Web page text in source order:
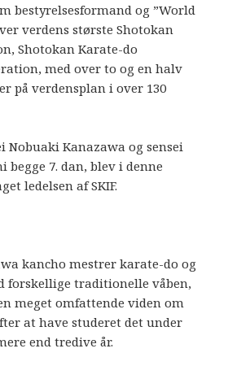
bestyrelsesformand og ”World
verdens største Shotokan
Shotokan Karate-do
med over to og en halv
på verdensplan i over 130
Nobuaki Kanazawa og sensei
7. dan, blev i denne
ledelsen af SKIF.
kancho mestrer karate-do og
forskellige traditionelle våben,
meget omfattende viden om
at have studeret det under
end tredive år.